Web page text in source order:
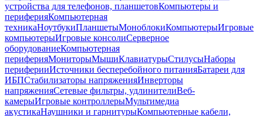
устройства для телефонов, планшетовКомпьютеры и
периферияКомпьютерная
техникаНоутбукиПланшетыМоноблокиКомпьютерыИгровые
компьютерыИгровые консолиСерверное
оборудованиеКомпьютерная
периферияМониторыМышиКлавиатурыСтилусыНаборы
периферииИсточники бесперебойного питанияБатареи для
ИБПСтабилизаторы напряженияИнверторы
напряженияСетевые фильтры, удлинителиВеб-
камерыИгровые контроллерыМультимедиа
акустикаНаушники и гарнитурыКомпьютерные кабели,